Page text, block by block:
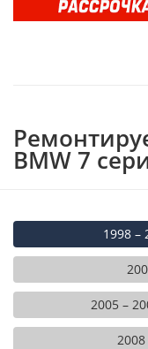
BMW 7
1998 –
2005 –
2008